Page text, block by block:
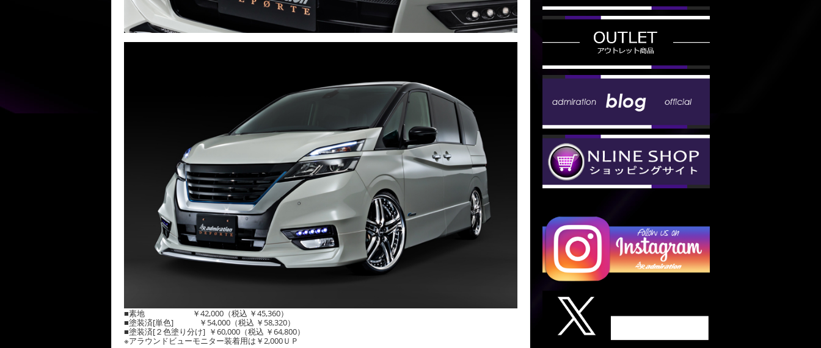
■素地 ￥42,000（税込 ￥45,360）
■塗装済[単色] ￥54,000（税込 ￥58,320）
■塗装済[２色塗り分け] ￥60,000（税込 ￥64,800）
※アラウンドビューモニター装着用は￥2,000ＵＰ